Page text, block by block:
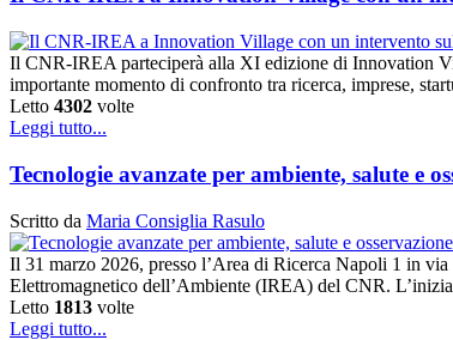
Il CNR-IREA parteciperà alla XI edizione di Innovation
importante momento di confronto tra ricerca, imprese,
Letto 4302 volte
Leggi tutto...
Tecnologie avanzate per ambiente, salute e
Scritto da Maria Consiglia Rasulo
Il 31 marzo 2026, presso l’Area di Ricerca Napoli 1 in
Elettromagnetico dell’Ambiente (IREA) del CNR.
Letto 1813 volte
Leggi tutto...